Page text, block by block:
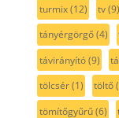
turmix(12) tv(9)
tányérgörgő(4)
távirányító(9)
tölcsér(1) töltő
tömítőgyűrű(6)